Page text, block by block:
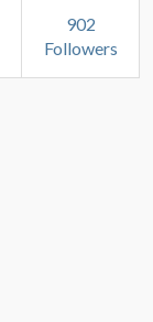
902
Followers